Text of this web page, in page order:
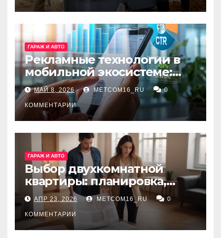
ГАРАЖ И АВТО
Рекламные технологии в
мобильной экосистеме:
ключевые сервисы и
принципы работы
МАЙ 8, 2026 METCOM16_RU 0
КОММЕНТАРИИ
ГАРАЖ И АВТО
Выбор двухкомнатной
квартиры: планировка,
состояние жилья и
проверка документов
АПР 23, 2026 METCOM16_RU 0
КОММЕНТАРИИ